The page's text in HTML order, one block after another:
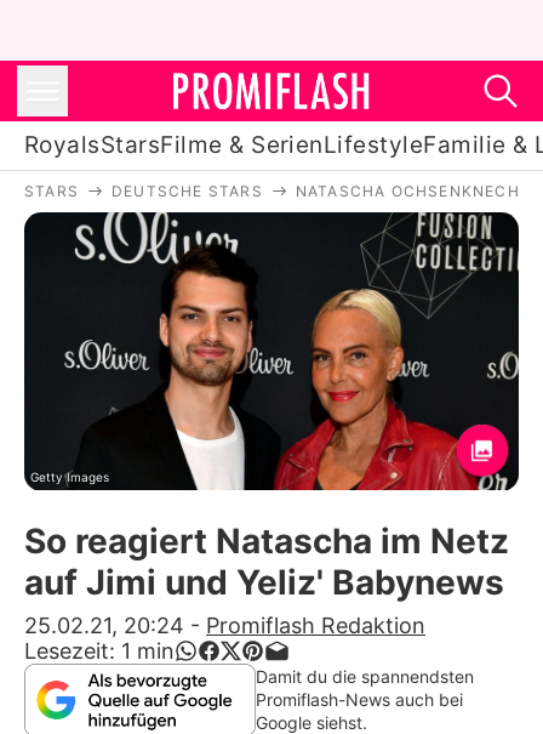
RoyalsStarsFilme & SerienLifestyleFamilie &
Royals
Filme & Serien
Lifestyle
Familie & Liebe
Promiflash Exklusiv
Alle Themen auf Promiflash
App runterladen
Team
STARS DEUTSCHE STARS NATASCHA OCHSENKNECHT
Getty Images
So reagiert Natascha im Netz
auf Jimi und Yeliz' Babynews
25.02.21, 20:24 - Promiflash Redaktion
Lesezeit: 1 min
Damit du die spannendsten
Promiflash-News auch bei
Google siehst.